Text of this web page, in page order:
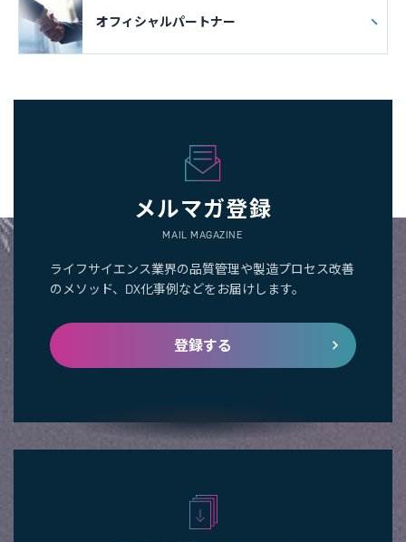
オフィシャルパートナー
メルマガ登録
MAIL MAGAZINE
ライフサイエンス業界の品質管理や製造プロセス改善
のメソッド、DX化事例などをお届けします。
登録する